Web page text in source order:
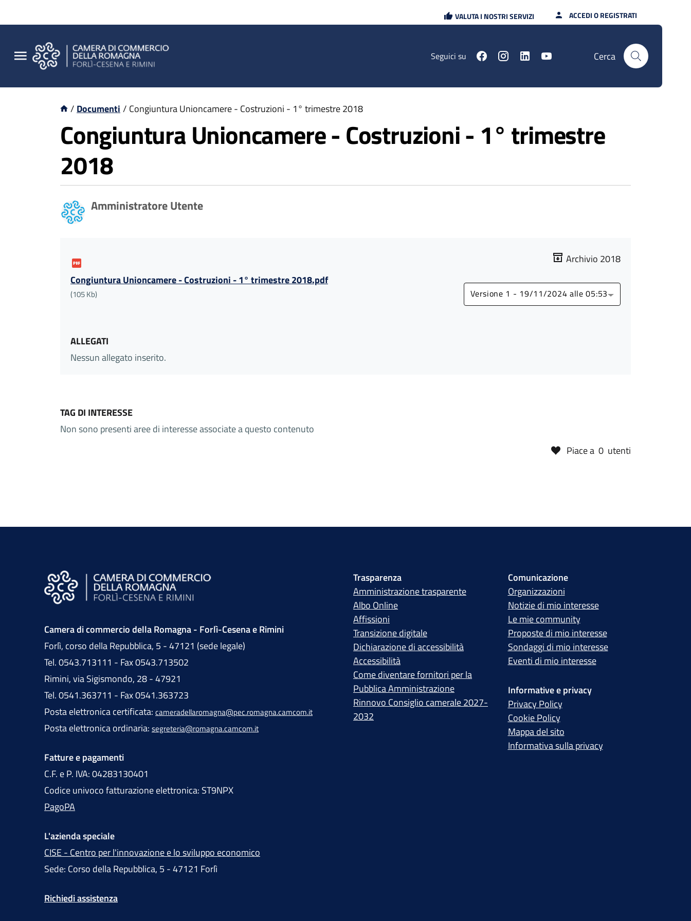
VALUTA I NOSTRI SERVIZI ACCEDI O REGISTRATI
Seguici su Cerca
/ Documenti / Congiuntura Unioncamere - Costruzioni - 1° trimestre 2018
Congiuntura Unioncamere - Costruzioni - 1° trimestre
2018
Amministratore Utente
Congiuntura Unioncamere - Costruzioni - 1° trimestre 2018.pdf
(105 Kb)
Archivio 2018
Versione 1 - 19/11/2024 alle 05:53
ALLEGATI
Nessun allegato inserito.
TAG DI INTERESSE
Non sono presenti aree di interesse associate a questo contenuto
Piace a 0 utenti
Camera di commercio della Romagna - Forlì-Cesena e Rimini
Forlì, corso della Repubblica, 5 - 47121 (sede legale)
Tel. 0543.713111 - Fax 0543.713502
Rimini, via Sigismondo, 28 - 47921
Tel. 0541.363711 - Fax 0541.363723
Posta elettronica certificata: cameradellaromagna@pec.romagna.camcom.it
Posta elettronica ordinaria: segreteria@romagna.camcom.it
Fatture e pagamenti
C.F. e P. IVA: 04283130401
Codice univoco fatturazione elettronica: ST9NPX
PagoPA
L'azienda speciale
CISE - Centro per l'innovazione e lo sviluppo economico
Sede: Corso della Repubblica, 5 - 47121 Forlì
Trasparenza
Amministrazione trasparente
Albo Online
Affissioni
Transizione digitale
Dichiarazione di accessibilità
Accessibilità
Come diventare fornitori per la
Pubblica Amministrazione
Rinnovo Consiglio camerale 2027-
2032
Comunicazione
Organizzazioni
Notizie di mio interesse
Le mie community
Proposte di mio interesse
Sondaggi di mio interesse
Eventi di mio interesse
Informative e privacy
Privacy Policy
Cookie Policy
Mappa del sito
Informativa sulla privacy
Richiedi assistenza